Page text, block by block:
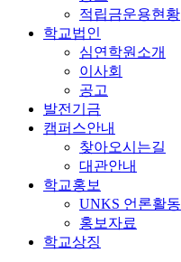
적립금운용현황
학교법인
심연학원소개
이사회
공고
발전기금
캠퍼스안내
찾아오시는길
대관안내
학교홍보
UNKS 언론활동
홍보자료
학교상징